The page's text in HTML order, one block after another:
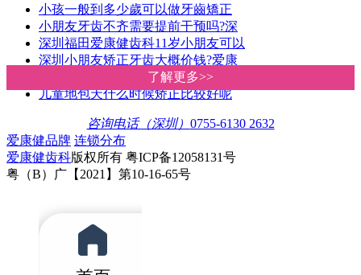
了解更多>>
了解更多>>
小孩一般到多少歲可以做牙齒矯正
小朋友牙齿不齐需要提前干预吗?深
深圳福田爱康健齿科11岁小朋友可以
深圳小朋友矫正牙齿大概价钱?爱康
如何干预和纠正孩子错颌畸形？深
儿童地包天什么时候矫正比较好呢
咨询电话（深圳） 0755-6130 2632
爱康健品牌 连锁分布
爱康健齿科版权所有 粤ICP备12058131号
粤（B）广【2021】第10-16-65号